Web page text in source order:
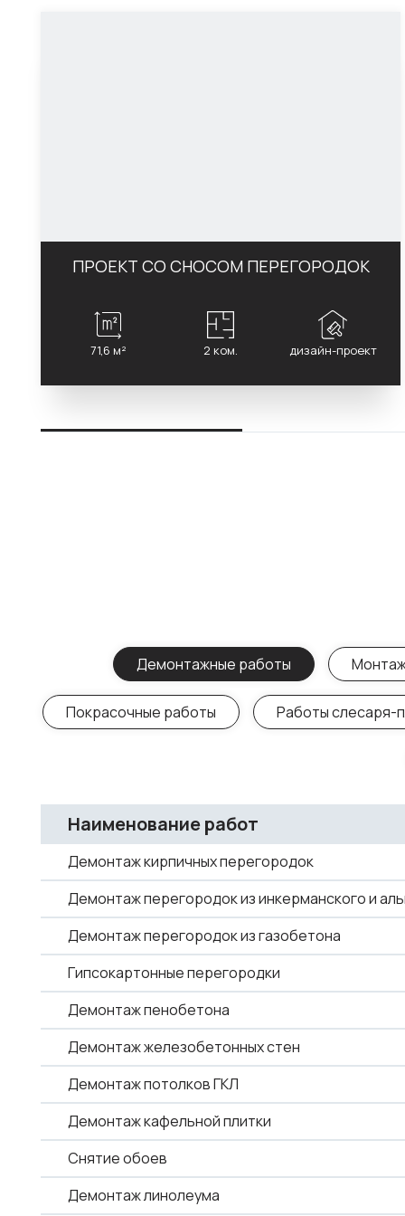
ПРОЕКТ СО СНОСОМ ПЕРЕГОРОДОК
71,6 м² 2 ком. дизайн-проект
Демонтажные работы
Покрасочные работы Работы слесаря-
Наименование работ
Демонтаж кирпичных перегородок
Демонтаж перегородок из инкерманского и
Демонтаж перегородок из газобетона
Гипсокартонные перегородки
Демонтаж пенобетона
Демонтаж железобетонных стен
Демонтаж потолков ГКЛ
Демонтаж кафельной плитки
Снятие обоев
Демонтаж линолеума